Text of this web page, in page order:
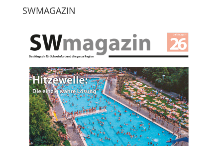
SWMAGAZIN